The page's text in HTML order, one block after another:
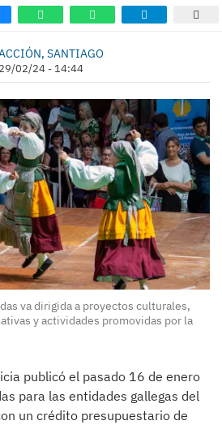
SANTIAGO
29/02/24 - 14:44
va dirigida a proyectos culturales,
y actividades promovidas por la
publicó el pasado 16 de enero
para las entidades gallegas del
un crédito presupuestario de